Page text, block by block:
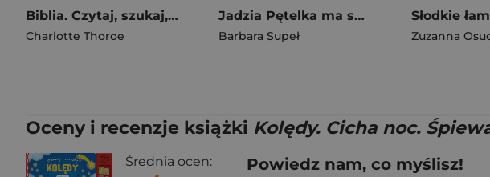
Biblia. Czytaj, szukaj, odkrywaj
Charlotte Thoroe
Jadzia Pętelka ma sprzeczkę. Jadzia Pętelka
Barbara Supeł Zuzanna
Oceny i recenzje książki Kolędy. Cicha noc.
Średnia ocen: Powiedz nam, co myślisz!